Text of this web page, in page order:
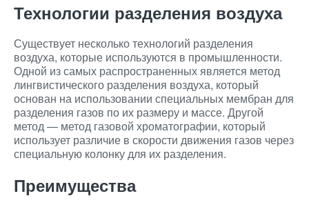
Технологии разделения воздуха
Существует несколько технологий разделения
воздуха, которые используются в промышленности.
Одной из самых распространенных является метод
лингвистического разделения воздуха, который
основан на использовании специальных мембран для
разделения газов по их размеру и массе. Другой
метод — метод газовой хроматографии, который
использует различие в скорости движения газов через
специальную колонку для их разделения.
Преимущества